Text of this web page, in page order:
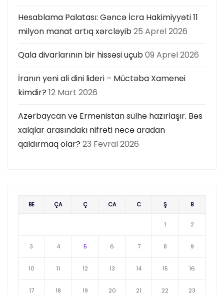
Hesablama Palatası: Gəncə İcra Hakimiyyəti 11
milyon manat artıq xərcləyib25 Aprel 2026
Qala divarlarının bir hissəsi uçub09 Aprel 2026
İranın yeni ali dini lideri – Müctəba Xamenei
kimdir? 12 Mart 2026
Azərbaycan və Ermənistan sülhə hazırlaşır. Bəs
xalqlar arasındakı nifrəti necə aradan
qaldırmaq olar? 23 Fevral 2026
BE ÇA Ç CA C Ş B
1 2
3 4 5 6 7 8 9
10 11 12 13 14 15 16
17 18 19 20 21 22 23